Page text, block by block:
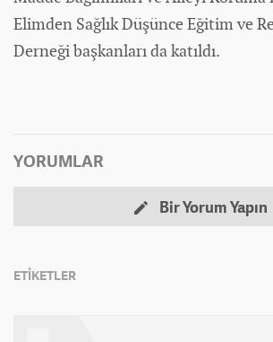
Elimden Sağlık Düşünce Eğitim ve
Derneği başkanları da katıldı.
YORUMLAR
Bir Yorum Yapın
ETİKETLER